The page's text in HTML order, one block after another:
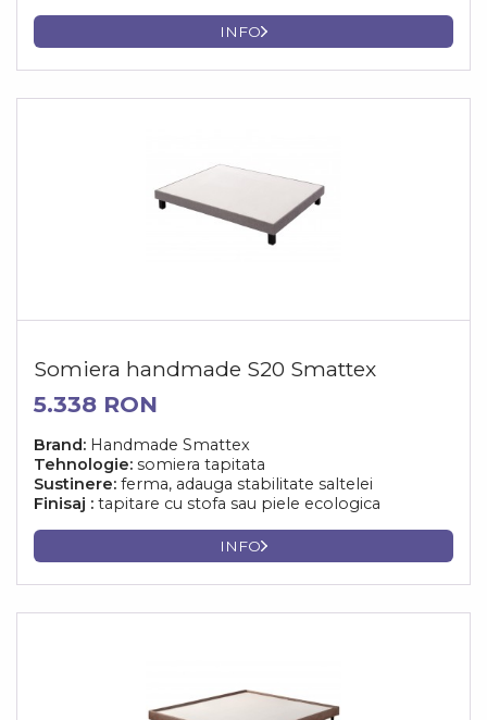
INFO
Somiera handmade S20 Smattex
5.338 RON
Brand: Handmade Smattex
Tehnologie: somiera tapitata
Sustinere: ferma, adauga stabilitate saltelei
Finisaj : tapitare cu stofa sau piele ecologica
INFO